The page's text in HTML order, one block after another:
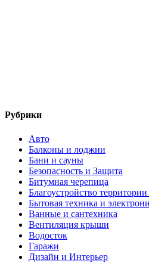
Рубрики
Авто
Балконы и лоджии
Бани и сауны
Безопасность и Защита
Битумная черепица
Благоустройство
Бытовая техника и
Ванные и сантехника
Вентиляция крыши
Водосток
Гаражи
Дизайн и Интерьер